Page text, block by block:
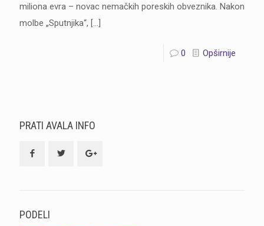
miliona evra – novac nemačkih poreskih obveznika. Nakon
molbe „Sputnjika“, […]
0 Opširnije
PRATI AVALA INFO
PODELI